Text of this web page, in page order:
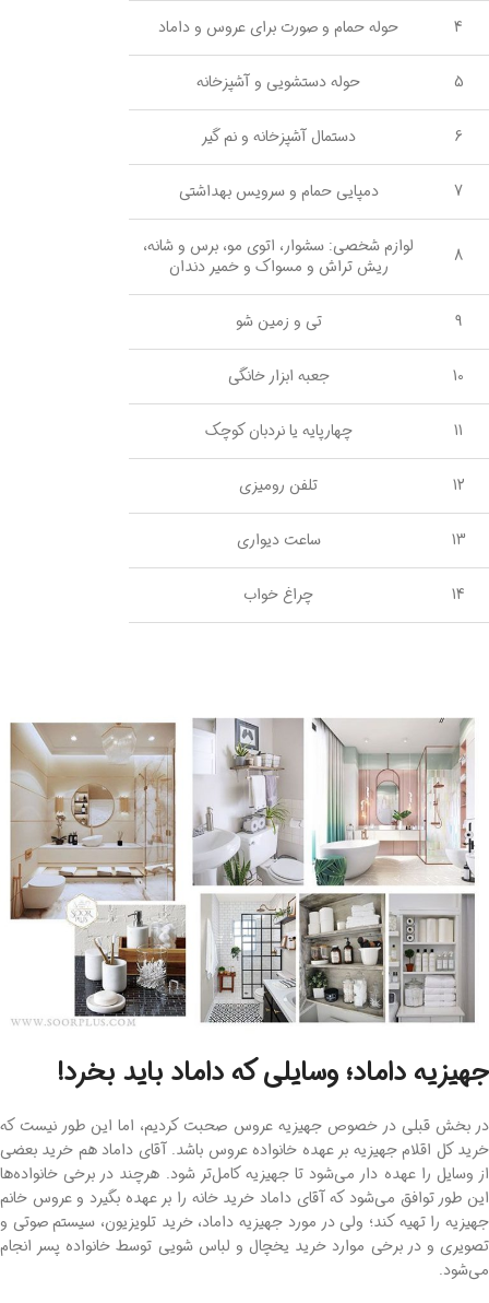
4 حوله حمام و صورت برای عروس و داماد
5 حوله دستشویی و آشپزخانه
6 دستمال آشپزخانه و نم گیر
7 دمپایی حمام و سرویس بهداشتی
8
لوازم شخصی: سشوار، اتوی مو، برس و شانه،
ریش تراش و مسواک و خمیر دندان
9 تی و زمین شو
10 جعبه ابزار خانگی
11 چهارپایه یا نردبان کوچک
12 تلفن رومیزی
13 ساعت دیواری
14 چراغ خواب
جهیزیه داماد؛ وسایلی که داماد باید بخرد!
در بخش قبلی در خصوص جهیزیه عروس صحبت کردیم، اما این طور نیست که
خرید کل اقلام جهیزیه بر عهده خانواده عروس باشد. آقای داماد هم خرید بعضی
از وسایل را عهده دار می‌شود تا جهیزیه کامل‌تر شود. هرچند در برخی خانواده‌ها
این طور توافق می‌شود که آقای داماد خرید خانه را بر عهده بگیرد و عروس خانم
جهیزیه را تهیه کند؛ ولی در مورد جهیزیه داماد، خرید تلویزیون، سیستم صوتی و
تصویری و در برخی موارد خرید یخچال و لباس شویی توسط خانواده پسر انجام
می‌شود.